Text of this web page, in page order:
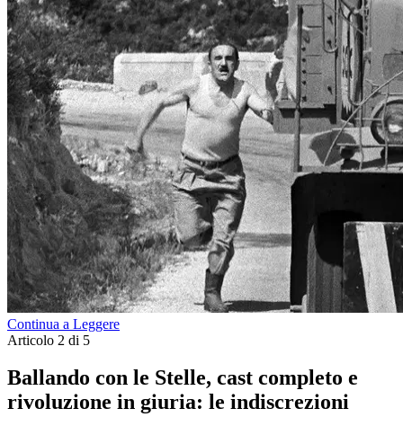
Continua a Leggere
Articolo 2 di 5
Ballando con le Stelle, cast completo e
rivoluzione in giuria: le indiscrezioni